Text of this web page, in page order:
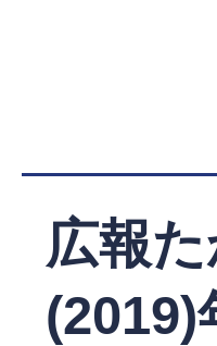
広報
(2019)